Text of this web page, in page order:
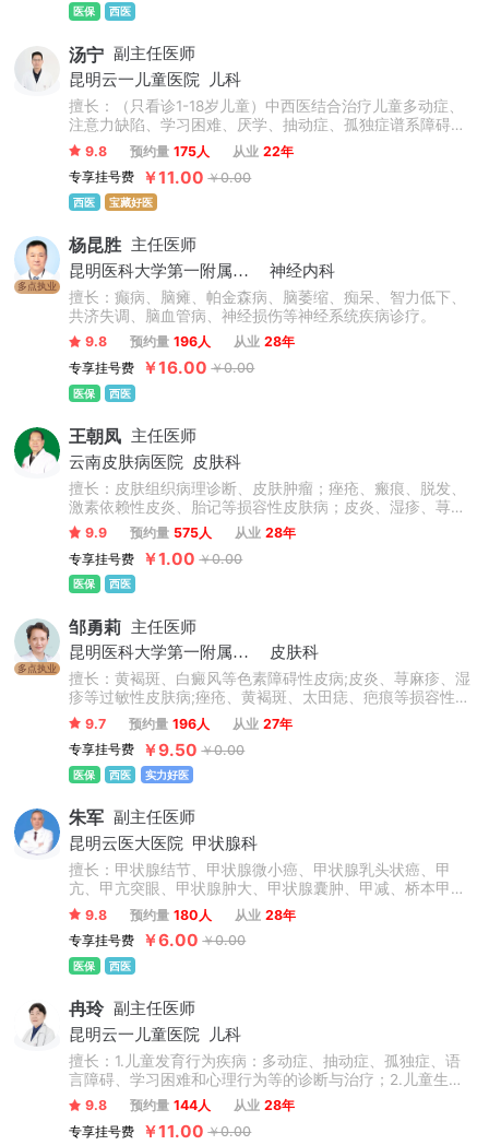
医保 西医
汤宁 副主任医师
昆明云一儿童医院
儿科
擅长：（只看诊1-18岁儿童）中西医结合治疗儿童多动症、
注意力缺陷、学习困难、厌学、抽动症、孤独症谱系障碍、
语言发育迟缓、构音障碍、智力低下、遗尿、矮小、脑瘫、
癫痫、性早熟等。
9.8 预约量 175人 从业 22年
专享挂号费
￥11.00 ￥0.00
西医 宝藏好医
多点执业
杨昆胜 主任医师
昆明医科大学第一附属医院
神经内科
擅长：癫病、脑瘫、帕金森病、脑萎缩、痴呆、智力低下、
共济失调、脑血管病、神经损伤等神经系统疾病诊疗。
9.8 预约量 196人 从业 28年
专享挂号费
￥16.00 ￥0.00
医保 西医
王朝凤 主任医师
云南皮肤病医院
皮肤科
擅长：皮肤组织病理诊断、皮肤肿瘤；痤疮、瘢痕、脱发、
激素依赖性皮炎、胎记等损容性皮肤病；皮炎、湿疹、荨麻
疹等过敏性皮肤病；癣、毛囊炎等真菌性、细菌性皮肤病；
带状疱疹、疣等病毒性皮肤病；白癜风、黄褐斑等色素障碍
性皮肤病及毛周角化、鱼鳞病等遗传性皮肤病的诊治。
9.9 预约量 575人 从业 28年
专享挂号费
￥1.00 ￥0.00
医保 西医
多点执业
邹勇莉 主任医师
昆明医科大学第一附属医院
皮肤科
擅长：黄褐斑、白癜风等色素障碍性皮病;皮炎、荨麻疹、湿
疹等过敏性皮肤病;痤疮、黄褐斑、太田痣、疤痕等损容性皮
肤病;银屑病、红斑狼疮等免疫性皮肤病及瘙痒性皮肤病、疑
难性皮肤病的病理诊断与治疗。
9.7 预约量 196人 从业 27年
专享挂号费
￥9.50 ￥0.00
医保 西医 实力好医
朱军 副主任医师
昆明云医大医院
甲状腺科
擅长：甲状腺结节、甲状腺微小癌、甲状腺乳头状癌、甲
亢、甲亢突眼、甲状腺肿大、甲状腺囊肿、甲减、桥本甲状
腺炎、甲状腺腺瘤、亚急性甲状腺炎、甲状旁腺腺瘤、甲状
旁腺亢进。
9.8 预约量 180人 从业 28年
专享挂号费
￥6.00 ￥0.00
医保 西医
冉玲 副主任医师
昆明云一儿童医院
儿科
擅长：1.儿童发育行为疾病：多动症、抽动症、孤独症、语
言障碍、学习困难和心理行为等的诊断与治疗；2.儿童生长
发育问题：矮小症、性早熟等健康保健诊疗。
9.8 预约量 144人 从业 28年
专享挂号费
￥11.00 ￥0.00